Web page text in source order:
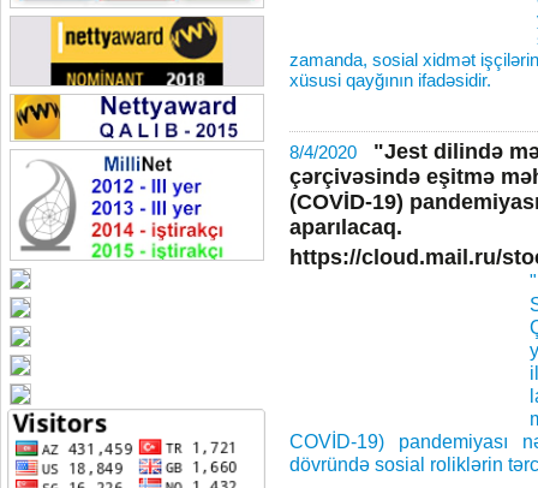
zamanda, sosial xidmət
xüsusi qayğının ifadəsidir.
8/4/2020
"Jest dilində
çərçivəsində eşitmə
(COVİD-19)
aparılacaq.
https://cloud.mail.ru/
COVİD-19) pandemiyası
dövründə sosial roliklərin